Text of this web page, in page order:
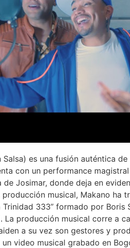
Salsa) es una fusión auténtica
con un performance
de Josimar, donde deja en
musical, Makano ha
333” formado por Boris
La producción musical corre a
a su vez son gestores y
video musical grabado en